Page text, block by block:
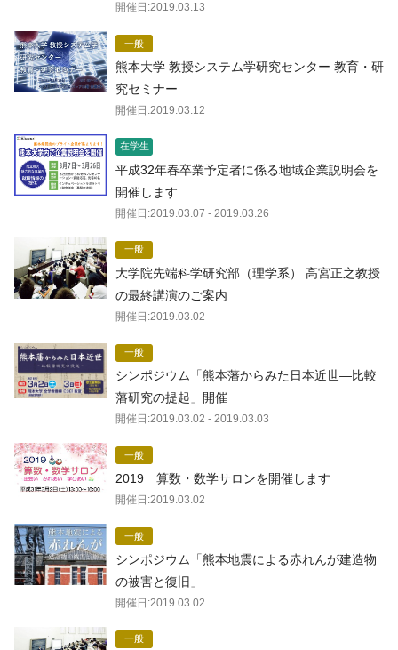
開催日:2019.03.13
一般
熊本大学 教授システム学研究センター 教育・研
究セミナー
開催日:2019.03.12
在学生
平成32年春卒業予定者に係る地域企業説明会を
開催します
開催日:2019.03.07 - 2019.03.26
一般
大学院先端科学研究部（理学系） 高宮正之教授
の最終講演のご案内
開催日:2019.03.02
一般
シンポジウム「熊本藩からみた日本近世―比較
藩研究の提起」開催
開催日:2019.03.02 - 2019.03.03
一般
2019 算数・数学サロンを開催します
開催日:2019.03.02
一般
シンポジウム「熊本地震による赤れんが建造物
の被害と復旧」
開催日:2019.03.02
一般